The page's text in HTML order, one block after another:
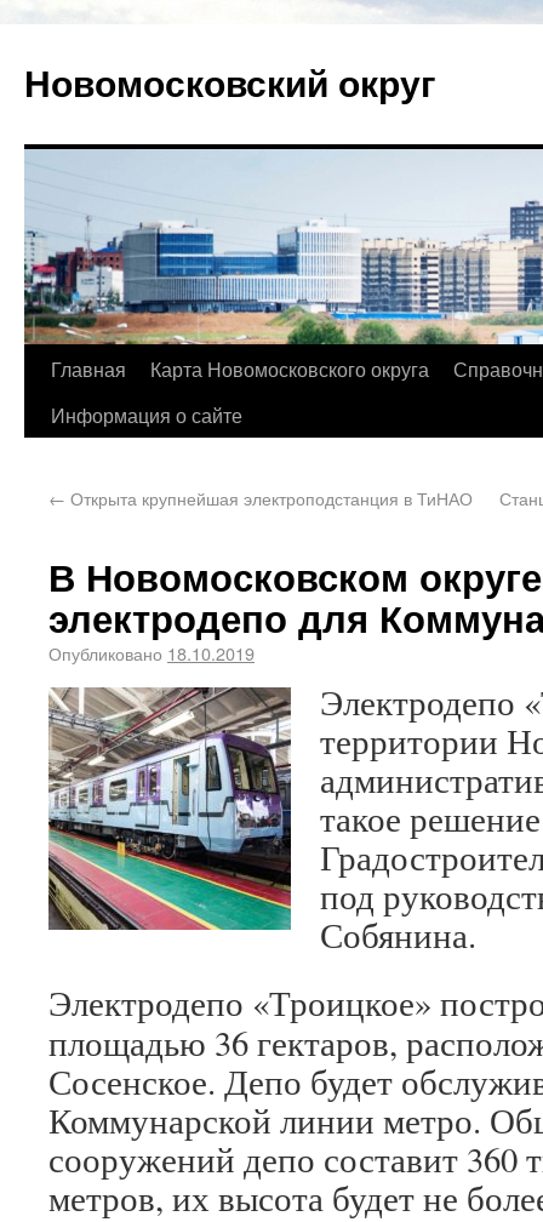
Новомосковский округ
Главная Карта Новомосковского округа
Информация о сайте
← Открыта крупнейшая электроподстанция в ТиНАО
В Новомосковском
электродепо для
Опубликовано 18.10.2019
Электродепо
территории
такое
под
Собянина.
Электродепо «Троицкое»
площадью 36 гектаров,
Сосенское. Депо будет
Коммунарской линии метро.
сооружений депо составит 360
метров, их высота будет не